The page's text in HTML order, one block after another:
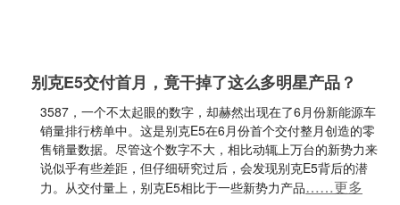
别克E5交付首月，竟干掉了这么多明星产品？
3587，一个不太起眼的数字，却赫然出现在了6月份新能源车
销量排行榜单中。这是别克E5在6月份首个交付整月创造的零
售销量数据。尽管这个数字不大，相比动辄上万台的新势力来
说似乎有些差距，但仔细研究过后，会发现别克E5背后的潜
力。从交付量上，别克E5相比于一些新势力产品……更多